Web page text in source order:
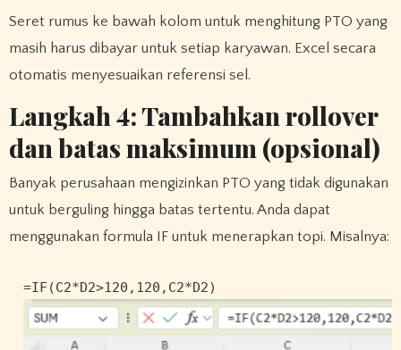
Seret rumus ke bawah kolom untuk menghitung PTO yang
masih harus dibayar untuk setiap karyawan. Excel secara
otomatis menyesuaikan referensi sel.
Langkah 4: Tambahkan rollover
dan batas maksimum (opsional)
Banyak perusahaan mengizinkan PTO yang tidak digunakan
untuk berguling hingga batas tertentu. Anda dapat
menggunakan formula IF untuk menerapkan topi. Misalnya: